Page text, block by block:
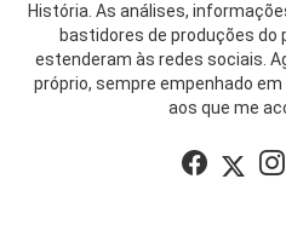
História. As análises,
bastidores de produções do
estenderam às redes sociais.
próprio, sempre empenhado em
aos que me
facebooktwitter